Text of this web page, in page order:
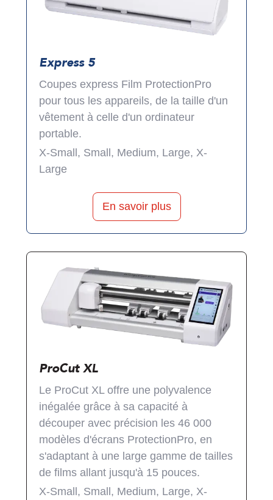
Express 5
Coupes express Film ProtectionPro
pour tous les appareils, de la taille d'un
vêtement à celle d'un ordinateur
portable.
X-Small, Small, Medium, Large, X-
Large
En savoir plus
ProCut XL
‍Le ProCut XL offre une polyvalence
inégalée grâce à sa capacité à
découper avec précision les 46 000
modèles d'écrans ProtectionPro, en
s'adaptant à une large gamme de tailles
de films allant jusqu'à 15 pouces.
X-Small, Small, Medium, Large, X-